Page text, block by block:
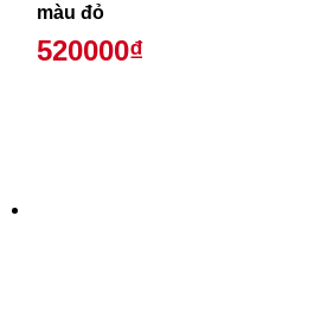
màu đỏ
520000₫